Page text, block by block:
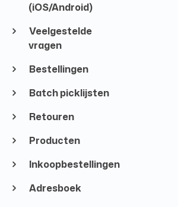
(iOS/Android)
Veelgestelde
vragen
Bestellingen
Batch picklijsten
Retouren
Producten
Inkoopbestellingen
Adresboek